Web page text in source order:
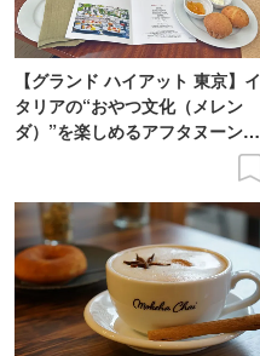
【グランド ハイアット 東京】イ
タリアの“おやつ文化（メレン
ダ）”を楽しめるアフタヌーンテ